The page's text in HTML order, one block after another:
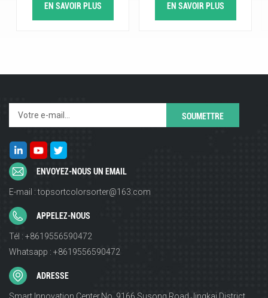
EN SAVOIR PLUS EN SAVOIR PLUS
ENVOYEZ-NOUS UN EMAIL
E-mail : topsortcolorsorter@163.com
APPELEZ-NOUS
Tél : +8619556590472
Whatsapp : +8619556590472
ADRESSE
Smart Innovation Center,No. 9166,Susong Road,Jingkai District,